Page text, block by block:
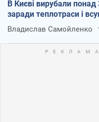
В Києві вирубали
заради теплотраси і
Владислав Самойленко